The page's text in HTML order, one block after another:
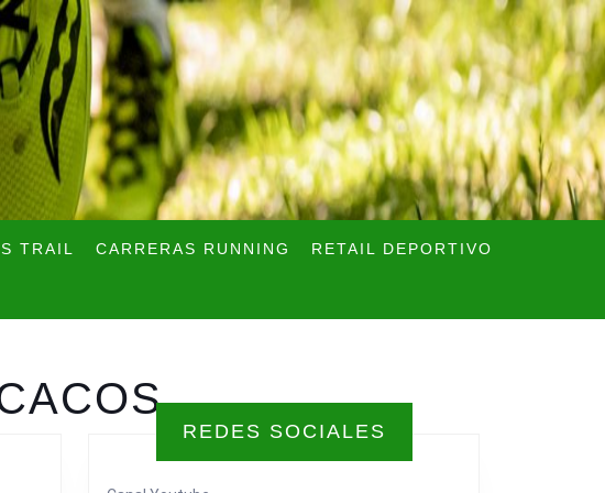
TRAIL CARRERAS RUNNING RETAIL DEPORTIVO
REDES SOCIALES